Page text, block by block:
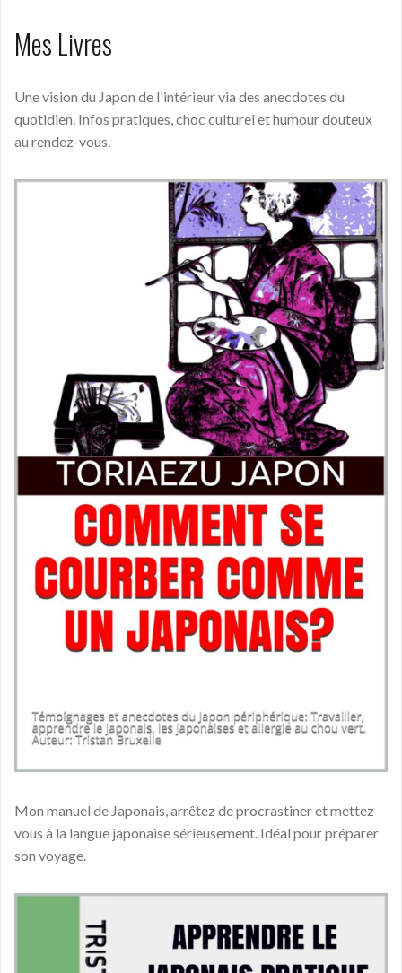
Mes Livres
Une vision du Japon de l'intérieur via des anecdotes du
quotidien. Infos pratiques, choc culturel et humour douteux
au rendez-vous.
Mon manuel de Japonais, arrêtez de procrastiner et mettez
vous à la langue japonaise sérieusement. Idéal pour préparer
son voyage.